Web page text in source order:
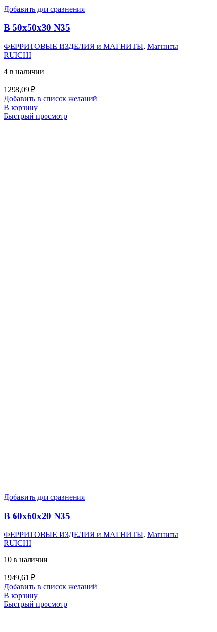
Добавить для сравнения
B 50x50x30 N35
ФЕРРИТОВЫЕ ИЗДЕЛИЯ и МАГНИТЫ, Магниты
RUICHI
4 в наличии
1298,09 ₽
Добавить в список желаний
В корзину
Быстрый просмотр
Добавить для сравнения
B 60x60x20 N35
ФЕРРИТОВЫЕ ИЗДЕЛИЯ и МАГНИТЫ, Магниты
RUICHI
10 в наличии
1949,61 ₽
Добавить в список желаний
В корзину
Быстрый просмотр